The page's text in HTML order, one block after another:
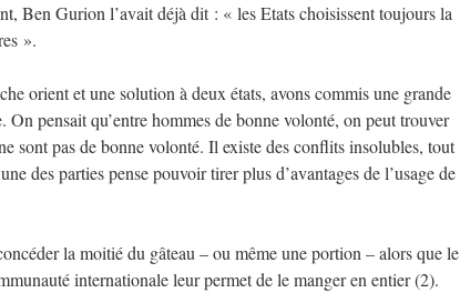
Ben Gurion l’avait déjà dit : « les Etats choisissent toujours la
».
orient et une solution à deux états, avons commis une grande
pensait qu’entre hommes de bonne volonté, on peut trouver
sont pas de bonne volonté. Il existe des conflits insolubles, tout
des parties pense pouvoir tirer plus d’avantages de l’usage de
la moitié du gâteau – ou même une portion – alors que le
internationale leur permet de le manger en entier (2).